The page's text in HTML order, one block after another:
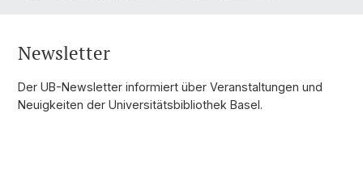
Newsletter
Der UB-Newsletter informiert über Veranstaltungen und
Neuigkeiten der Universitätsbibliothek Basel.